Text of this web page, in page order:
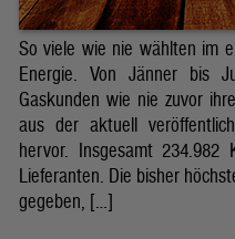
So viele wie nie wählten im
Energie. Von Jänner bis
Gaskunden wie nie zuvor
aus der aktuell
hervor. Insgesamt 234.982
Lieferanten. Die bisher
gegeben, […]